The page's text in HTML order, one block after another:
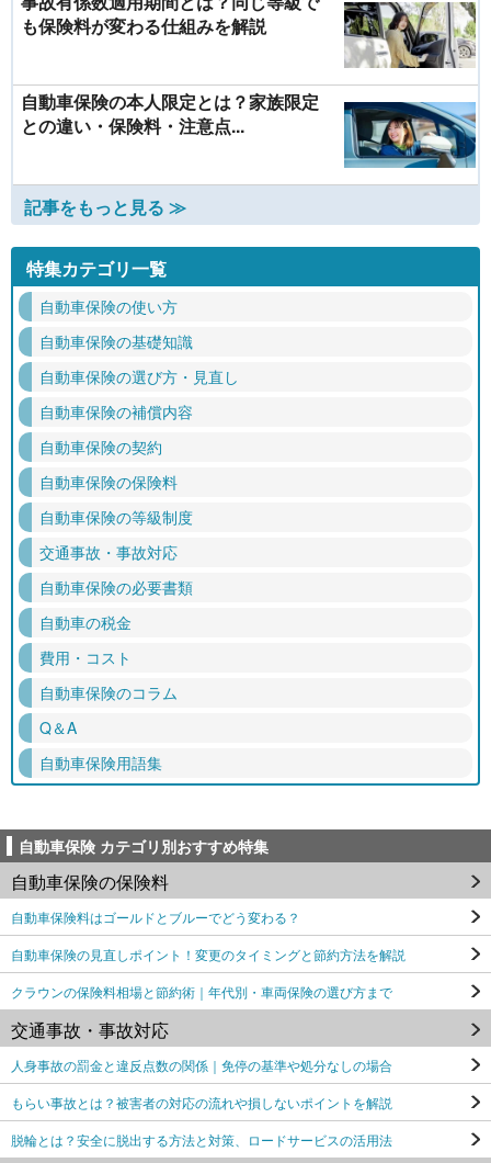
も保険料が変わる仕組みを解説
自動車保険の本人限定とは？家族限定
との違い・保険料・注意点...
記事をもっと見る ≫
特集カテゴリ一覧
自動車保険の使い方
自動車保険の基礎知識
自動車保険の選び方・見直し
自動車保険の補償内容
自動車保険の契約
自動車保険の保険料
自動車保険の等級制度
交通事故・事故対応
自動車保険の必要書類
自動車の税金
費用・コスト
自動車保険のコラム
Q＆A
自動車保険用語集
自動車保険 カテゴリ別おすすめ特集
自動車保険の保険料
自動車保険料はゴールドとブルーでどう変わる？
自動車保険の見直しポイント！変更のタイミングと節約方法を解説
クラウンの保険料相場と節約術｜年代別・車両保険の選び方まで
交通事故・事故対応
人身事故の罰金と違反点数の関係｜免停の基準や処分なしの場合
もらい事故とは？被害者の対応の流れや損しないポイントを解説
脱輪とは？安全に脱出する方法と対策、ロードサービスの活用法